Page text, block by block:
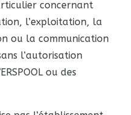
concernant
l’exploitation, la
ou la communication
l’autorisation
ou des